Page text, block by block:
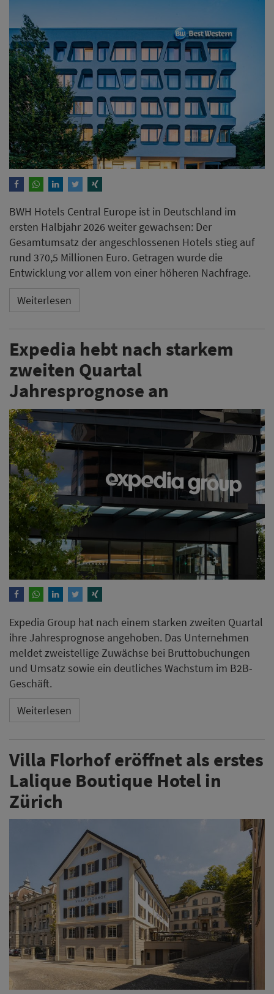
BWH Hotels Central Europe ist in Deutschland im
ersten Halbjahr 2026 weiter gewachsen: Der
Gesamtumsatz der angeschlossenen Hotels stieg auf
rund 370,5 Millionen Euro. Getragen wurde die
Entwicklung vor allem von einer höheren Nachfrage.
Weiterlesen
Expedia hebt nach starkem
zweiten Quartal
Jahresprognose an
Expedia Group hat nach einem starken zweiten Quartal
ihre Jahresprognose angehoben. Das Unternehmen
meldet zweistellige Zuwächse bei Bruttobuchungen
und Umsatz sowie ein deutliches Wachstum im B2B-
Geschäft.
Weiterlesen
Villa Florhof eröffnet als erstes
Lalique Boutique Hotel in
Zürich
Mit der Villa Florhof hat am 1. August 2026 das erste
Lalique Boutique Hotel in Zürich eröffnet. Der
Hotelbetrieb beginnt wenige Wochen nach dem Ende
der geplanten Zusammenarbeit mit dem ursprünglich
als kulinarischer Leiter vorgesehenen Christian
Jürgens.
Weiterlesen